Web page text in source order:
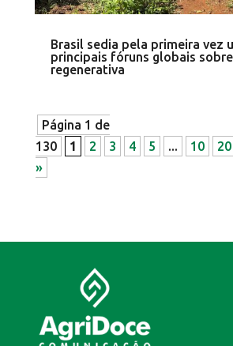
Brasil sedia pela primeira vez
principais fóruns globais
regenerativa
Página 1 de
130
1 2 3 4 5 ... 10 20
»